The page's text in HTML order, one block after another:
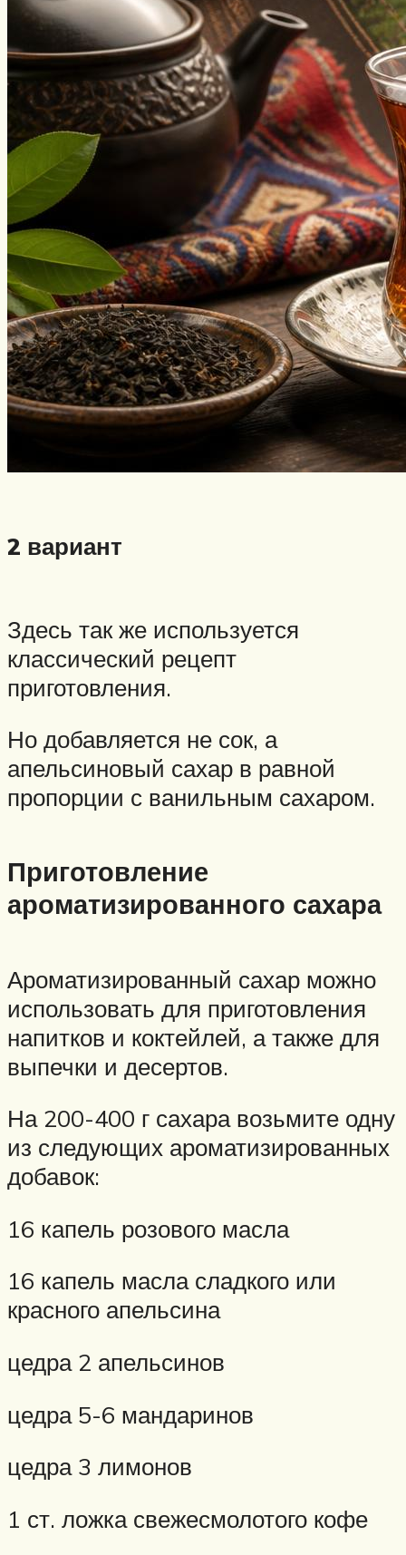
2 вариант
Здесь так же используется
классический рецепт
приготовления.
Но добавляется не сок, а
апельсиновый сахар в равной
пропорции с ванильным сахаром.
Приготовление
ароматизированного сахара
Ароматизированный сахар можно
использовать для приготовления
напитков и коктейлей, а также для
выпечки и десертов.
На 200-400 г сахара возьмите одну
из следующих ароматизированных
добавок:
16 капель розового масла
16 капель масла сладкого или
красного апельсина
цедра 2 апельсинов
цедра 5-6 мандаринов
цедра 3 лимонов
1 ст. ложка свежесмолотого кофе